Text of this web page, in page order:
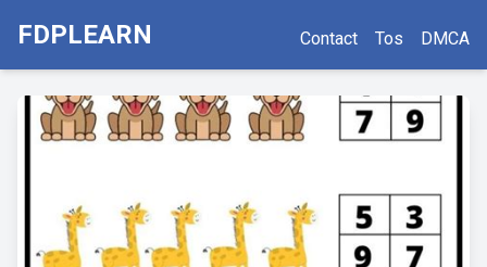
FDPLEARN Contact Tos DMCA